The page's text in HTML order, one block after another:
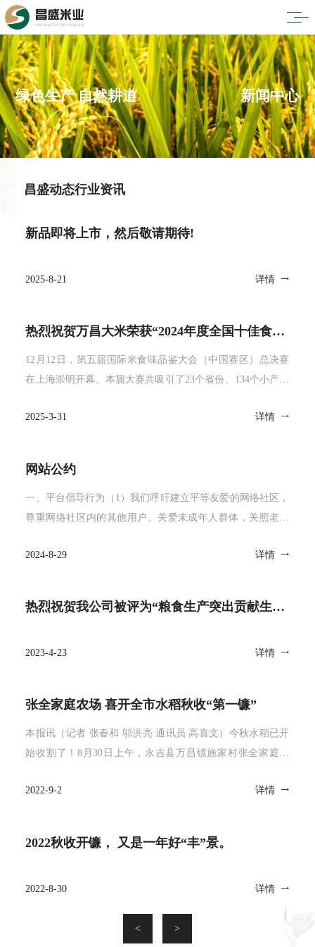
绿色生产 自然耕道 新闻中心
昌盛动态行业资讯
新品即将上市，然后敬请期待!
2025-8-21 详情
热烈祝贺万昌大米荣获“2024年度全国十佳食味产区”称号
12月12日，第五届国际米食味品鉴大会（中国赛区）总决赛
在上海崇明开幕。本届大赛共吸引了23个省份、134个小产区
2025-3-31
详情
网站公约
一、平台倡导行为（1）我们呼吁建立平等友爱的网络社区，
尊重网络社区内的其他用户。关爱未成年人群体，关照老年
2024-8-29
详情
热烈祝贺我公司被评为“粮食生产突出贡献生产标兵 ”
2023-4-23 详情
张全家庭农场 喜开全市水稻秋收“第一镰”
本报讯（记者 张春和 邬洪亮 通讯员 高喜文）今秋水稻已开
始收割了！8月30日上午，永吉县万昌镇施家村张全家庭农
2022-9-2
详情
2022秋收开镰， 又是一年好“丰”景。
2022-8-30 详情
< >